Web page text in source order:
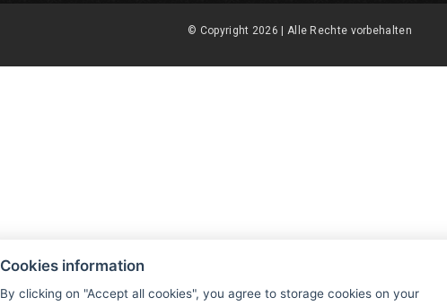
© Copyright 2026 | Alle Rechte vorbehalten
Cookies information
By clicking on "Accept all cookies", you agree to storage cookies on your